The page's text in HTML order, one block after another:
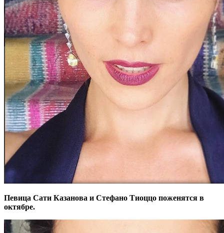
Певица Сати Казанова и Стефано Тиоццо поженятся в
октябре.